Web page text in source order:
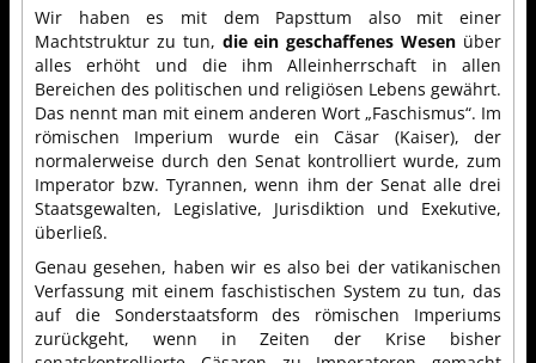
Wir haben es mit dem Papsttum also mit einer
Machtstruktur zu tun, die ein geschaffenes Wesen über
alles erhöht und die ihm Alleinherrschaft in allen
Bereichen des politischen und religiösen Lebens gewährt.
Das nennt man mit einem anderen Wort „Faschismus“. Im
römischen Imperium wurde ein Cäsar (Kaiser), der
normalerweise durch den Senat kontrolliert wurde, zum
Imperator bzw. Tyrannen, wenn ihm der Senat alle drei
Staatsgewalten, Legislative, Jurisdiktion und Exekutive,
überließ.
Genau gesehen, haben wir es also bei der vatikanischen
Verfassung mit einem faschistischen System zu tun, das
auf die Sonderstaatsform des römischen Imperiums
zurückgeht, wenn in Zeiten der Krise bisher